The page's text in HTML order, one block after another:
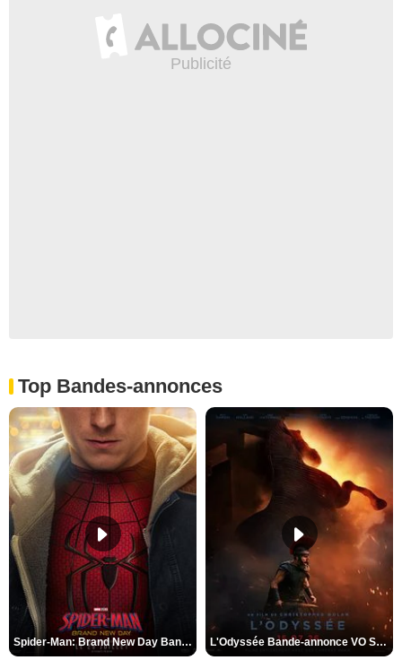
Top Bandes-annonces
Spider-Man: Brand New Day Bande-annonce VO STFR L'Odyssée Bande-annonce VO STFR